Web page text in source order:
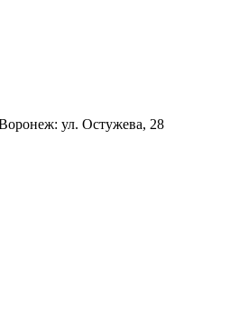
ул. Остужева, 28